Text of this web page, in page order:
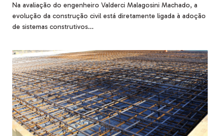
Na avaliação do engenheiro Valderci Malagosini Machado, a
evolução da construção civil está diretamente ligada à adoção
de sistemas construtivos…